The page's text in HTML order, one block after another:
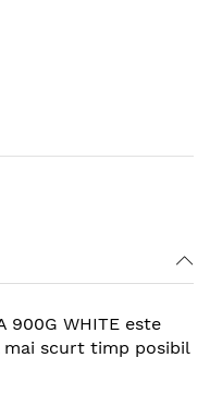
900G WHITE este
scurt timp posibil